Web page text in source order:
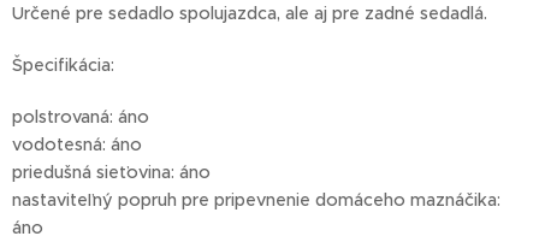
Určené pre sedadlo spolujazdca, ale aj pre zadné sedadlá.
Špecifikácia:
polstrovaná: áno
vodotesná: áno
priedušná sieťovina: áno
nastaviteľný popruh pre pripevnenie domáceho maznáčika:
áno